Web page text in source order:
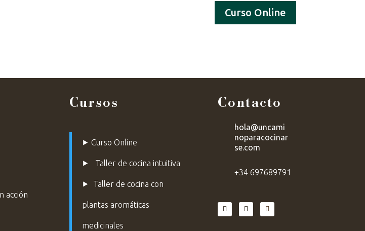
Curso Online
acción
Cursos
⯈ Curso Online
⯈ Taller de cocina intuitiva
⯈ Taller de cocina con
plantas aromáticas
medicinales
Contacto
hola@uncami
noparacocinar
se.com
+34 697689791